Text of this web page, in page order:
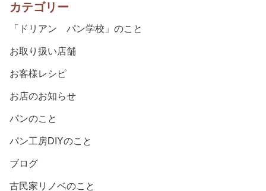
カテゴリー
「ドリアン パン学校」のこと
お取り扱い店舗
お客様レシピ
お店のお知らせ
パンのこと
パン工房DIYのこと
ブログ
古民家リノベのこと